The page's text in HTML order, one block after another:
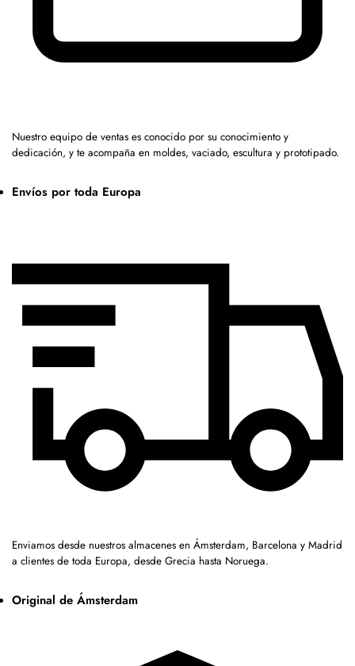
Nuestro equipo de ventas es conocido por su conocimiento y
dedicación, y te acompaña en moldes, vaciado, escultura y prototipado.
Envíos por toda Europa
Enviamos desde nuestros almacenes en Ámsterdam, Barcelona y Madrid
a clientes de toda Europa, desde Grecia hasta Noruega.
Original de Ámsterdam